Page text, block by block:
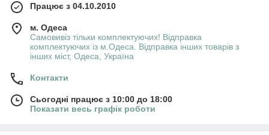
Працює з 04.10.2010
м. Одеса
Самовивіз тільки комплектуючих! Відправка
комплектуючих із м.Одеса. Відправка інших товарів з
інших міст, Одеса, Україна
Контакти
Сьогодні працює з 10:00 до 18:00
Показати весь графік роботи